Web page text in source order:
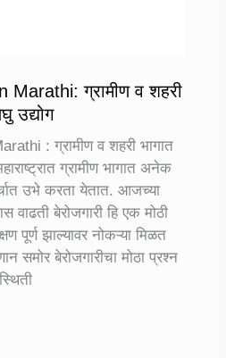
ग्रामीण व शहरी
उद्योग
: ग्रामीण व शहरी भागात
ग्रामीण भागात अनेक
उभे करता येतात. आजच्या
वाढती बेरोजगारी हि एक मोठी
पूर्ण झाल्यावर नोकऱ्या मिळत
समोर बेरोजगारीचा मोठा प्रश्न